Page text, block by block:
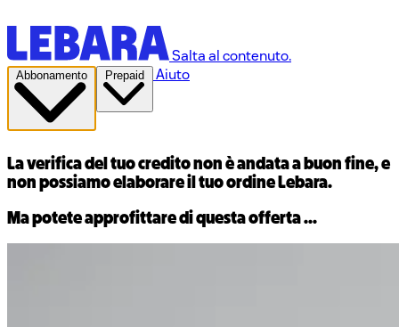
Salta al contenuto.
Aiuto
Scusa
La verifica del tuo credito non è andata a buon fine, e
non possiamo elaborare il tuo ordine Lebara.
Ma potete approfittare di questa offerta ...